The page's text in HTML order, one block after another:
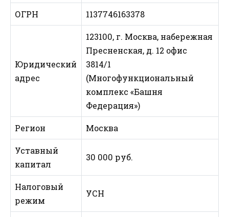
ОГРН 1137746163378
Юридический
адрес
123100, г. Москва, набережная
Пресненская, д. 12 офис
3814/1
(Многофункциональный
комплекс «Башня
Федерация»)
Регион Москва
Уставный
капитал
30 000 руб.
Налоговый
режим
УСН